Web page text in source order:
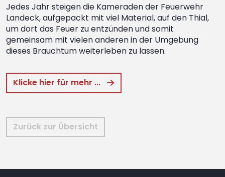
Jedes Jahr steigen die Kameraden der Feuerwehr
Landeck, aufgepackt mit viel Material, auf den Thial,
um dort das Feuer zu entzünden und somit
gemeinsam mit vielen anderen in der Umgebung
dieses Brauchtum weiterleben zu lassen.
Klicke hier für mehr ...
Zurück zur Übersicht